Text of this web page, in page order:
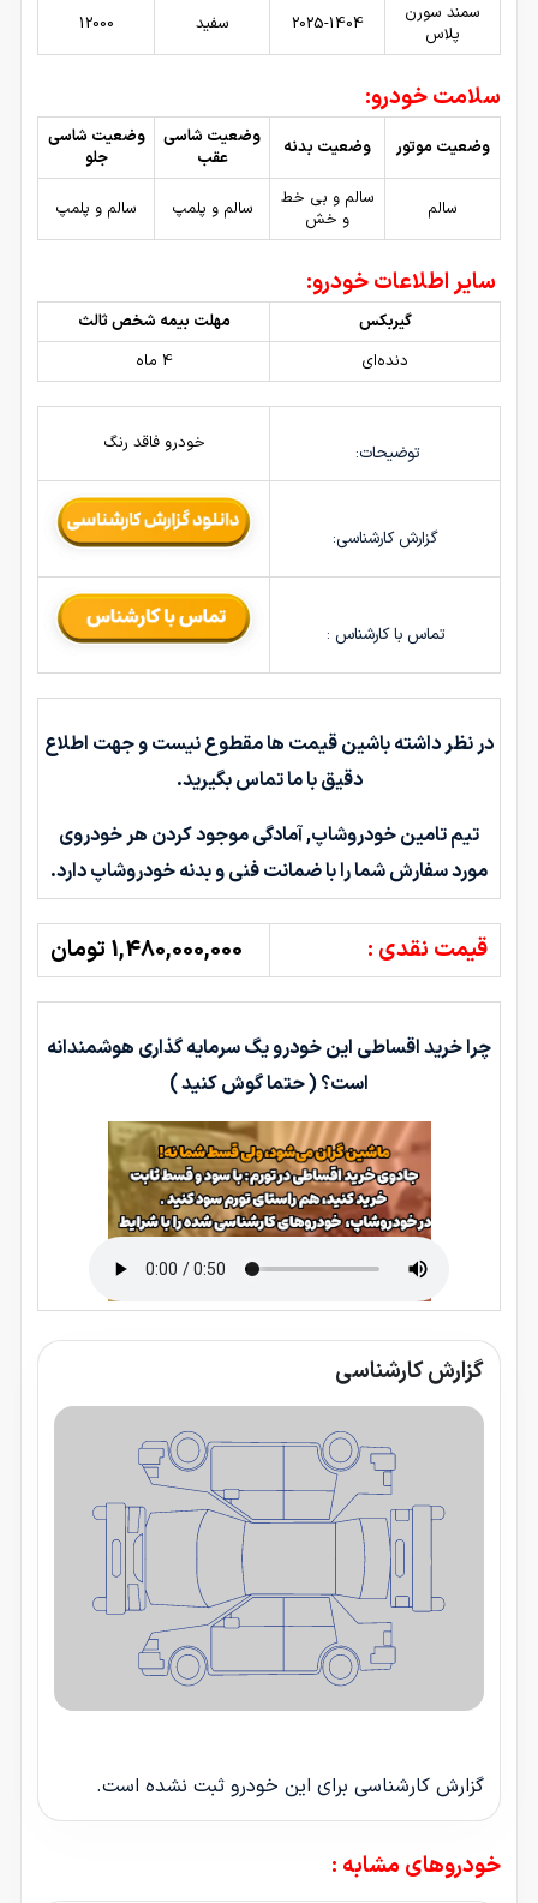
سمند سورن
پلاس
2025-1404 سفید 12000
سلامت خودرو:
وضعیت موتور وضعیت بدنه
وضعیت شاسی
عقب
وضعیت شاسی
جلو
سالم
سالم و بی خط
و خش
سالم و پلمپ سالم و پلمپ
سایر اطلاعات خودرو:
گیربکس
مهلت بیمه شخص ثالث
دنده‌ای
4 ماه
توضیحات: خودرو فاقد رنگ
گزارش کارشناسی:
تماس با کارشناس :
در نظر داشته باشین قیمت ها مقطوع نیست و جهت اطلاع
دقیق با ما تماس بگیرید.
تیم تامین خودروشاپ, آمادگی موجود کردن هر خودروی
مورد سفارش شما را با ضمانت فنی و بدنه خودروشاپ دارد.
قیمت نقدی : 1,480,000,000 تومان
چرا خرید اقساطی این خودرو یگ سرمایه گذاری هوشمندانه
است؟ ( حتما گوش کنید )
گزارش کارشناسی
گزارش کارشناسی برای این خودرو ثبت نشده است.
خودروهای مشابه :